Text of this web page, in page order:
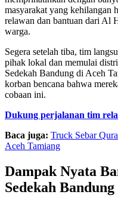
masyarakat yang kehilangan
relawan dan bantuan dari Al
warga.
Segera setelah tiba, tim
pihak lokal dan memulai
Sedekah Bandung di Aceh
korban bencana bahwa
cobaan ini.
Dukung perjalanan tim
Baca juga: Truck Sebar
Aceh Tamiang
Dampak Nyata
Sedekah